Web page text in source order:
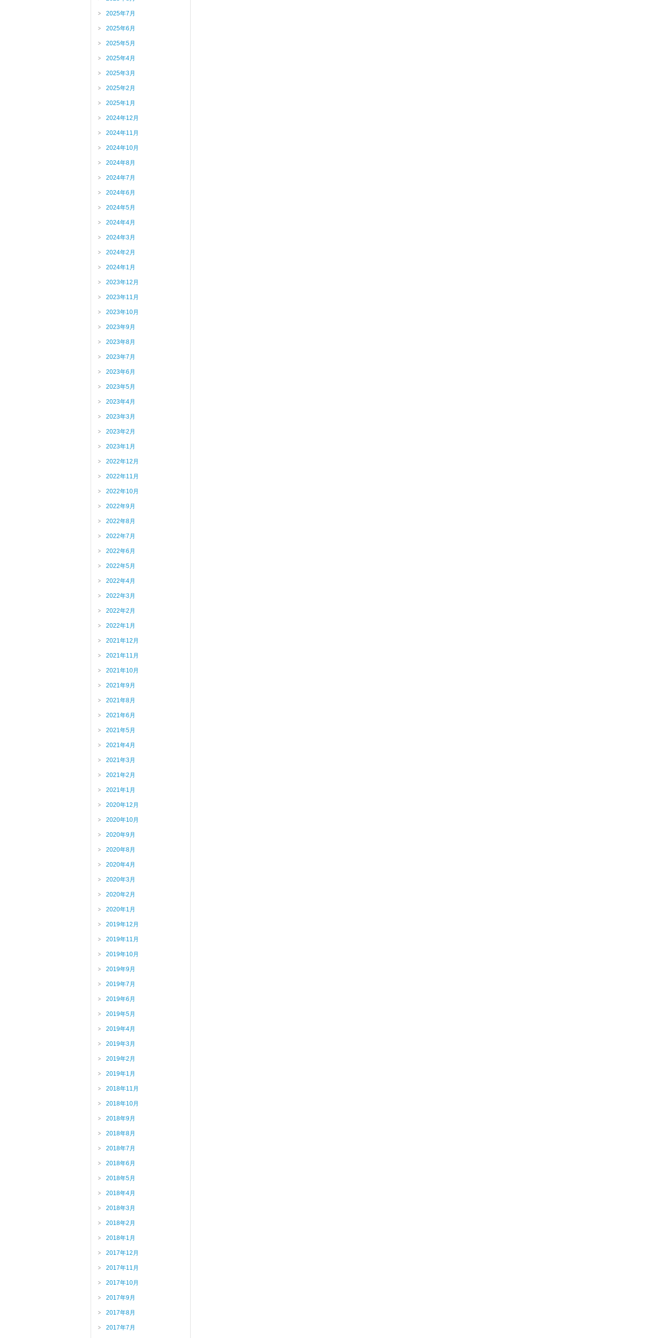
2025年7月
2025年6月
2025年5月
2025年4月
2025年3月
2025年2月
2025年1月
2024年12月
2024年11月
2024年10月
2024年8月
2024年7月
2024年6月
2024年5月
2024年4月
2024年3月
2024年2月
2024年1月
2023年12月
2023年11月
2023年10月
2023年9月
2023年8月
2023年7月
2023年6月
2023年5月
2023年4月
2023年3月
2023年2月
2023年1月
2022年12月
2022年11月
2022年10月
2022年9月
2022年8月
2022年7月
2022年6月
2022年5月
2022年4月
2022年3月
2022年2月
2022年1月
2021年12月
2021年11月
2021年10月
2021年9月
2021年8月
2021年6月
2021年5月
2021年4月
2021年3月
2021年2月
2021年1月
2020年12月
2020年10月
2020年9月
2020年8月
2020年4月
2020年3月
2020年2月
2020年1月
2019年12月
2019年11月
2019年10月
2019年9月
2019年7月
2019年6月
2019年5月
2019年4月
2019年3月
2019年2月
2019年1月
2018年11月
2018年10月
2018年9月
2018年8月
2018年7月
2018年6月
2018年5月
2018年4月
2018年3月
2018年2月
2018年1月
2017年12月
2017年11月
2017年10月
2017年9月
2017年8月
2017年7月